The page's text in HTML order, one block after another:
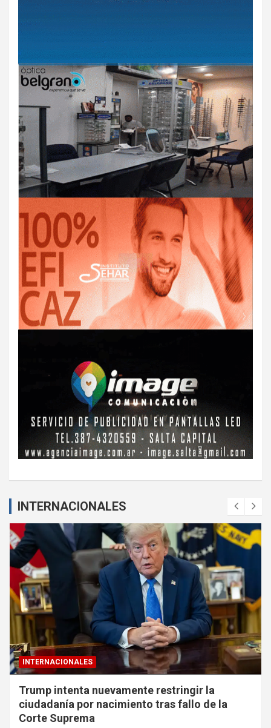
INTERNACIONALES
INTERNACIONALES
Trump intenta nuevamente restringir la
ciudadanía por nacimiento tras fallo de la
Corte Suprema